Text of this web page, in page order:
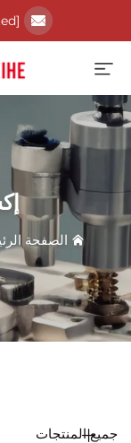
[email protected]
الصفحة
جميع المنتجات